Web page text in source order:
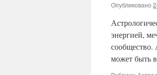
Опубликовано
энергией,
сообщество.
может быть